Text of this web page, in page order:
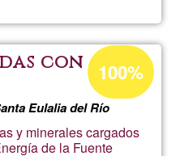
y
con
Eulalia del Río
y minerales cargados
de la Fuente
Acceptance
percentage
of
100%